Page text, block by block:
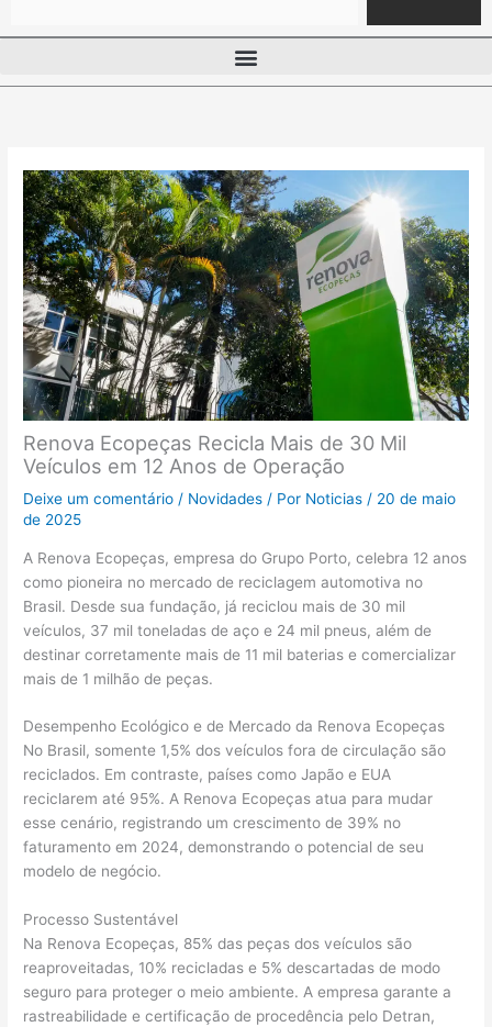
Renova Ecopeças Recicla Mais de 30 Mil
Veículos em 12 Anos de Operação
Deixe um comentário / Novidades / Por Noticias / 20 de maio
de 2025
A Renova Ecopeças, empresa do Grupo Porto, celebra 12 anos
como pioneira no mercado de reciclagem automotiva no
Brasil. Desde sua fundação, já reciclou mais de 30 mil
veículos, 37 mil toneladas de aço e 24 mil pneus, além de
destinar corretamente mais de 11 mil baterias e comercializar
mais de 1 milhão de peças.
Desempenho Ecológico e de Mercado da Renova Ecopeças
No Brasil, somente 1,5% dos veículos fora de circulação são
reciclados. Em contraste, países como Japão e EUA
reciclarem até 95%. A Renova Ecopeças atua para mudar
esse cenário, registrando um crescimento de 39% no
faturamento em 2024, demonstrando o potencial de seu
modelo de negócio.
Processo Sustentável
Na Renova Ecopeças, 85% das peças dos veículos são
reaproveitadas, 10% recicladas e 5% descartadas de modo
seguro para proteger o meio ambiente. A empresa garante a
rastreabilidade e certificação de procedência pelo Detran,